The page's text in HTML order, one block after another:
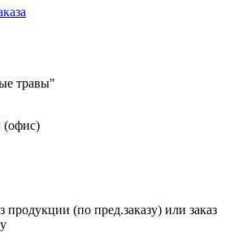
травы"
(офис)
(по пред.заказу) или заказ